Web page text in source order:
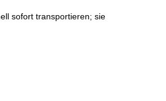
sofort transportieren; sie